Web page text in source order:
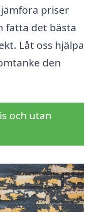
priser
fatta det bästa
Låt oss hjälpa
den
och utan